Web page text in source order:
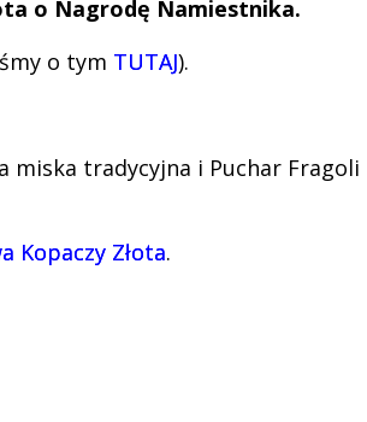
o Nagrodę Namiestnika.
o tym TUTAJ).
miska tradycyjna i Puchar Fragoli
Kopaczy Złota.